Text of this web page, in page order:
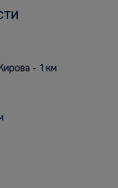
- 1 км